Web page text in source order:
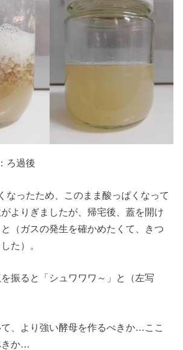
ろ過後
なったため、このまま酸っぱくなって
りぎましたが、帰宅後、蓋を開け
（ガスの発生を確かめたくて、きつ
た）。
振ると「シュワワワ～」と（左写
、より強い酵母を作るべきか…ここ
きか…